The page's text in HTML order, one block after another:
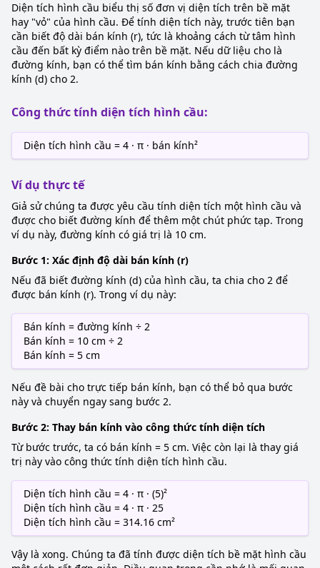
Diện tích hình cầu biểu thị số đơn vị diện tích trên bề mặt
hay "vỏ" của hình cầu. Để tính diện tích này, trước tiên bạn
cần biết độ dài bán kính (r), tức là khoảng cách từ tâm hình
cầu đến bất kỳ điểm nào trên bề mặt. Nếu dữ liệu cho là
đường kính, bạn có thể tìm bán kính bằng cách chia đường
kính (d) cho 2.
Công thức tính diện tích hình cầu:
Diện tích hình cầu = 4 · π · bán kính²
Ví dụ thực tế
Giả sử chúng ta được yêu cầu tính diện tích một hình cầu và
được cho biết đường kính để thêm một chút phức tạp. Trong
ví dụ này, đường kính có giá trị là 10 cm.
Bước 1: Xác định độ dài bán kính (r)
Nếu đã biết đường kính (d) của hình cầu, ta chia cho 2 để
được bán kính (r). Trong ví dụ này:
Bán kính = đường kính ÷ 2
Bán kính = 10 cm ÷ 2
Bán kính = 5 cm
Nếu đề bài cho trực tiếp bán kính, bạn có thể bỏ qua bước
này và chuyển ngay sang bước 2.
Bước 2: Thay bán kính vào công thức tính diện tích
Từ bước trước, ta có bán kính = 5 cm. Việc còn lại là thay giá
trị này vào công thức tính diện tích hình cầu.
Diện tích hình cầu = 4 · π · (5)²
Diện tích hình cầu = 4 · π · 25
Diện tích hình cầu = 314.16 cm²
Vậy là xong. Chúng ta đã tính được diện tích bề mặt hình cầu